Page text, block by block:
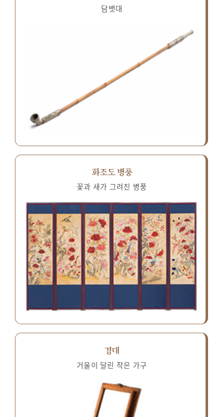
담뱃대
화조도 병풍
꽃과 새가 그려진 병풍
경대
거울이 달린 작은 가구